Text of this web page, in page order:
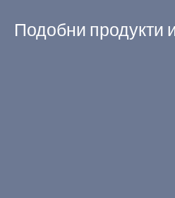
Подобни продукти